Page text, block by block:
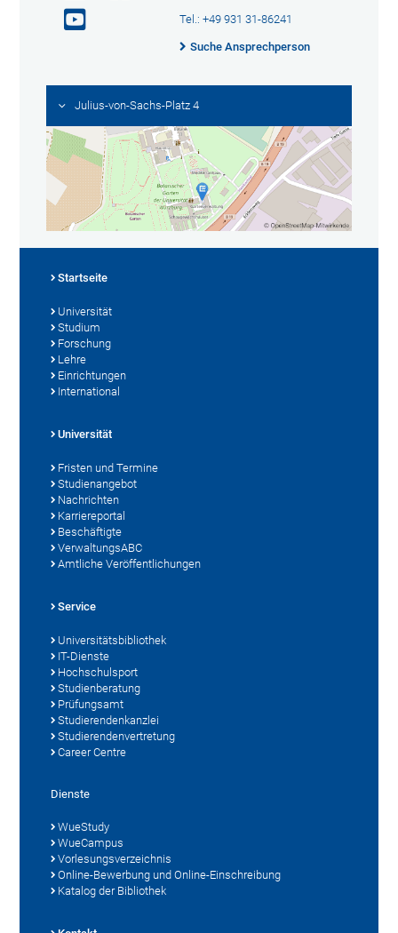
Tel.: +49 931 31-86241
Suche Ansprechperson
Julius-von-Sachs-Platz 4
Startseite
Universität
Studium
Forschung
Lehre
Einrichtungen
International
Universität
Fristen und Termine
Studienangebot
Nachrichten
Karriereportal
Beschäftigte
VerwaltungsABC
Amtliche Veröffentlichungen
Service
Universitätsbibliothek
IT-Dienste
Hochschulsport
Studienberatung
Prüfungsamt
Studierendenkanzlei
Studierendenvertretung
Career Centre
Dienste
WueStudy
WueCampus
Vorlesungsverzeichnis
Online-Bewerbung und Online-Einschreibung
Katalog der Bibliothek